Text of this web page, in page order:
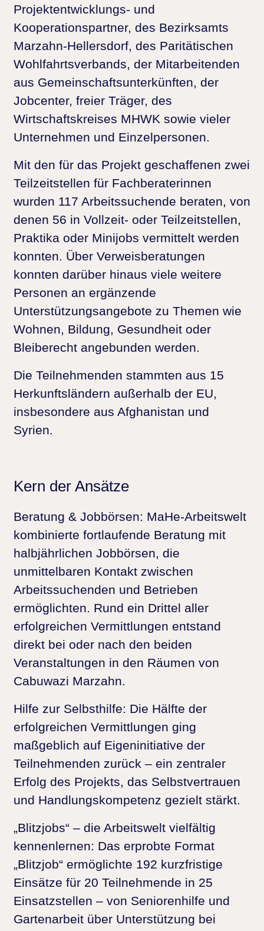
Projektentwicklungs- und
Kooperationspartner, des Bezirksamts
Marzahn-Hellersdorf, des Paritätischen
Wohlfahrtsverbands, der Mitarbeitenden
aus Gemeinschaftsunterkünften, der
Jobcenter, freier Träger, des
Wirtschaftskreises MHWK sowie vieler
Unternehmen und Einzelpersonen.
Mit den für das Projekt geschaffenen zwei
Teilzeitstellen für Fachberaterinnen
wurden 117 Arbeitssuchende beraten, von
denen 56 in Vollzeit- oder Teilzeitstellen,
Praktika oder Minijobs vermittelt werden
konnten. Über Verweisberatungen
konnten darüber hinaus viele weitere
Personen an ergänzende
Unterstützungsangebote zu Themen wie
Wohnen, Bildung, Gesundheit oder
Bleiberecht angebunden werden.
Die Teilnehmenden stammten aus 15
Herkunftsländern außerhalb der EU,
insbesondere aus Afghanistan und
Syrien.
Kern der Ansätze
Beratung & Jobbörsen: MaHe-Arbeitswelt
kombinierte fortlaufende Beratung mit
halbjährlichen Jobbörsen, die
unmittelbaren Kontakt zwischen
Arbeitssuchenden und Betrieben
ermöglichten. Rund ein Drittel aller
erfolgreichen Vermittlungen entstand
direkt bei oder nach den beiden
Veranstaltungen in den Räumen von
Cabuwazi Marzahn.
Hilfe zur Selbsthilfe: Die Hälfte der
erfolgreichen Vermittlungen ging
maßgeblich auf Eigeninitiative der
Teilnehmenden zurück – ein zentraler
Erfolg des Projekts, das Selbstvertrauen
und Handlungskompetenz gezielt stärkt.
„Blitzjobs“ – die Arbeitswelt vielfältig
kennenlernen: Das erprobte Format
„Blitzjob“ ermöglichte 192 kurzfristige
Einsätze für 20 Teilnehmende in 25
Einsatzstellen – von Seniorenhilfe und
Gartenarbeit über Unterstützung bei